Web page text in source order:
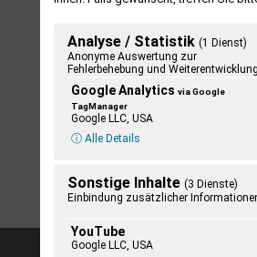
Grenzen im
16,90
Analyse / Statistik (1 Dienst)
Anonyme Auswertung zur
Fehlerbehebung und Weiterentwicklung
Google Analytics via Google
TagManager
Google LLC, USA
ⓘ Alle Details
Sonstige Inhalte (3 Dienste)
Einbindung zusätzlicher
YouTube
Google LLC, USA